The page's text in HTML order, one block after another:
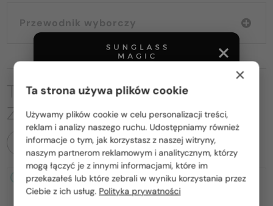
Przewodnik wyborczy
TO MOŻE CIĘ RÓWNIEŻ
ZAINTERESOWAĆ
WSZYSTKIE PRODUKTY
2-4 DNI 2-4 DNI
Proszę wybierz z listy odpowiedni dla Ciebie kraj:
Polska / PL
România / RO
Magyarország / HU
×
Ta strona używa plików cookie
Używamy plików cookie w celu personalizacji treści,
reklam i analizy naszego ruchu. Udostępniamy również
informacje o tym, jak korzystasz z naszej witryny,
naszym partnerom reklamowym i analitycznym, którzy
mogą łączyć je z innymi informacjami, które im
przekazałeś lub które zebrali w wyniku korzystania przez
Ciebie z ich usług. Polityka prywatności